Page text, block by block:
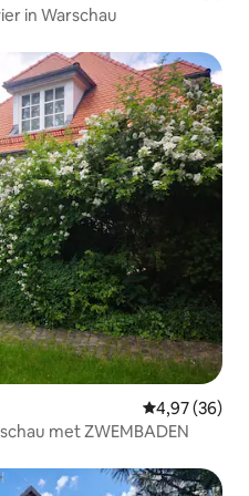
in Warschau
Gemiddelde
4,97 (36)
met ZWEMBADEN